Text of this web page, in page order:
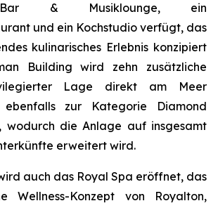
& Musiklounge, ein
und ein Kochstudio verfügt, das
kulinarisches Erlebnis konzipiert
Building wird zehn zusätzliche
Lage direkt am Meer
zur Kategorie Diamond
wodurch die Anlage auf insgesamt
erweitert wird.
auch das Royal Spa eröffnet, das
Wellness-Konzept von Royalton,